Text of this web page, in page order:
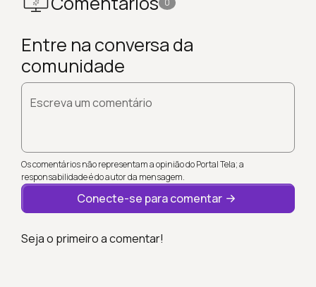
0
Entre na conversa da
comunidade
Escreva um comentário
Os comentários não representam a opinião do Portal Tela; a
responsabilidade é do autor da mensagem.
Conecte-se para comentar
Seja o primeiro a comentar!